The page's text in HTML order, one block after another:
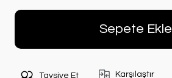
Sepete Ekle
Tavsiye Et Karşılaştır